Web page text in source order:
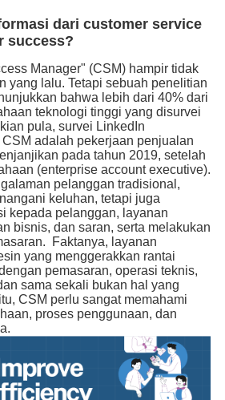
dari customer service
success?
Manager" (CSM) hampir tidak
yang lalu. Tetapi sebuah penelitian
bahwa lebih dari 40% dari
teknologi tinggi yang disurvei
pula, survei LinkedIn
adalah pekerjaan penjualan
pada tahun 2019, setelah
(enterprise account executive).
pelanggan tradisional,
keluhan, tetapi juga
kepada pelanggan, layanan
bisnis, dan saran, serta melakukan
Faktanya, layanan
yang menggerakkan rantai
pemasaran, operasi teknis,
sama sekali bukan hal yang
CSM perlu sangat memahami
proses penggunaan, dan